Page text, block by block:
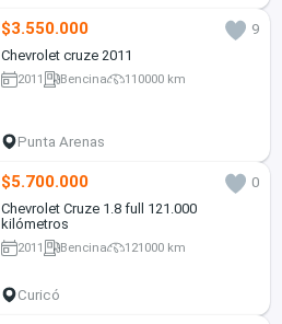
$3.550.000
9
Chevrolet cruze 2011
2011 Bencina 110000 km
Punta Arenas
$5.700.000
0
Chevrolet Cruze 1.8 full 121.000
kilómetros
2011 Bencina 121000 km
Curicó